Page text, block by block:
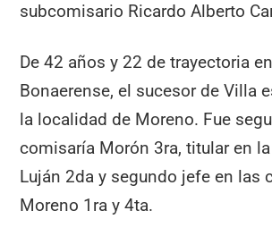
subcomisario Ricardo Alberto
De 42 años y 22 de trayectoria
Bonaerense, el sucesor de Villa
la localidad de Moreno. Fue
comisaría Morón 3ra, titular en
Luján 2da y segundo jefe en las
Moreno 1ra y 4ta.